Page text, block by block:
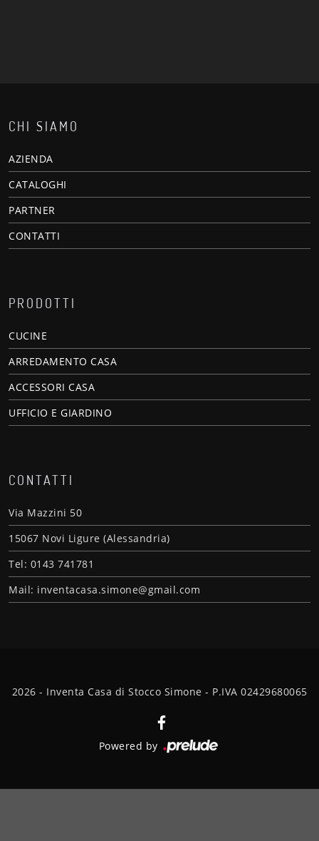
CHI SIAMO
AZIENDA
CATALOGHI
PARTNER
CONTATTI
PRODOTTI
CUCINE
ARREDAMENTO CASA
ACCESSORI CASA
UFFICIO E GIARDINO
CONTATTI
Via Mazzini 50
15067 Novi Ligure (Alessandria)
Tel: 0143 741781
Mail: inventacasa.simone@gmail.com
2026 - Inventa Casa di Stocco Simone - P.IVA 02429680065
Powered by